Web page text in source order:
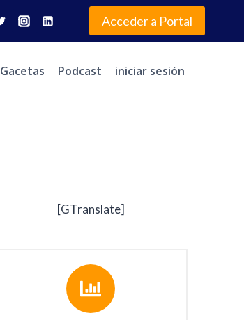
Acceder a Portal
Gacetas Podcast iniciar sesión
[GTranslate]